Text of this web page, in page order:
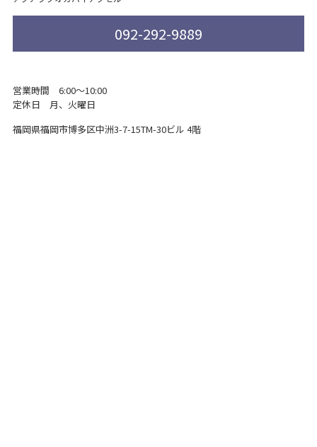
092-292-9889
営業時間 6:00～10:00
定休日 月、火曜日
福岡県福岡市博多区中洲3-7-15TM-30ビル 4階